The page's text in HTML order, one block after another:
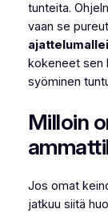
tunteita.
vaan se
kokeneet sen
syöminen
Milloin
Jos omat
jatkuu siitä